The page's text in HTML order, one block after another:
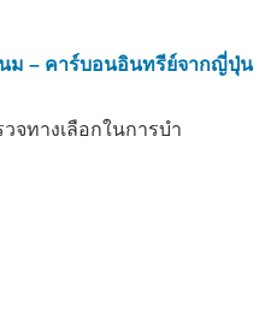
– คาร์บอนอินทรีย์จากญี่ปุ่น
จทางเลือกในการบำ